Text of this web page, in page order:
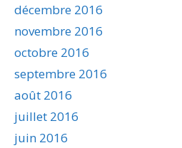
décembre 2016
novembre 2016
octobre 2016
septembre 2016
août 2016
juillet 2016
juin 2016